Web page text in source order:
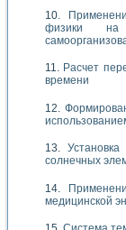
физики на
Расчет
времени
солнечных
медицинской